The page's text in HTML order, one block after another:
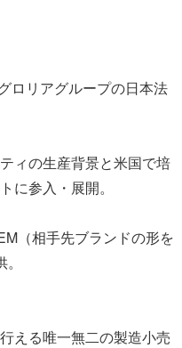
ロリアグループの日本法
ィの生産背景と米国で培
に参入・展開。
（相手先ブランドの形を
える唯一無二の製造小売